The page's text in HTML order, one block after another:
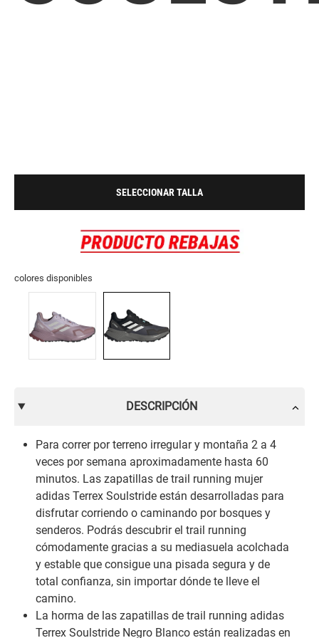
SELECCIONAR TALLA
colores disponibles
DESCRIPCIÓN
Para correr por terreno irregular y montaña 2 a 4
veces por semana aproximadamente hasta 60
minutos. Las zapatillas de trail running mujer
adidas Terrex Soulstride están desarrolladas para
disfrutar corriendo o caminando por bosques y
senderos. Podrás descubrir el trail running
cómodamente gracias a su mediasuela acolchada
y estable que consigue una pisada segura y de
total confianza, sin importar dónde te lleve el
camino.
La horma de las zapatillas de trail running adidas
Terrex Soulstride Negro Blanco están realizadas en